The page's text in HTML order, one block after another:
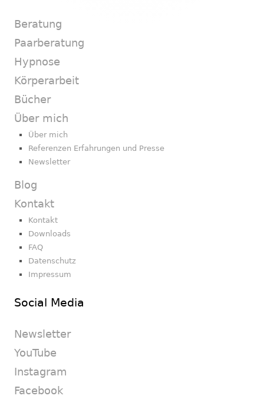
Beratung
Paarberatung
Hypnose
Körperarbeit
Bücher
Über mich
Über mich
Referenzen Erfahrungen und Presse
Newsletter
Blog
Kontakt
Kontakt
Downloads
FAQ
Datenschutz
Impressum
Social Media
Newsletter
YouTube
Instagram
Facebook